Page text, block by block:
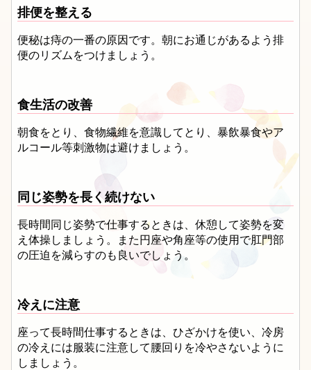
排便を整える
便秘は痔の一番の原因です。朝にお通じがあるよう排
便のリズムをつけましょう。
食生活の改善
朝食をとり、食物繊維を意識してとり、暴飲暴食やア
ルコール等刺激物は避けましょう。
同じ姿勢を長く続けない
長時間同じ姿勢で仕事するときは、休憩して姿勢を変
え体操しましょう。また円座や角座等の使用で肛門部
の圧迫を減らすのも良いでしょう。
冷えに注意
座って長時間仕事するときは、ひざかけを使い、冷房
の冷えには服装に注意して腰回りを冷やさないように
しましょう。